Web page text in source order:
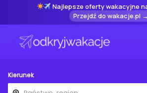
Najlepsze oferty wakacyjne
Przejdź do wakacje.pl →
Kierunek